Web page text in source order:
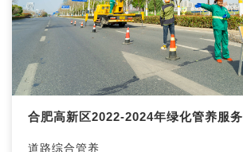
合肥高新区2022-2024年绿化管养服务
道路综合管养